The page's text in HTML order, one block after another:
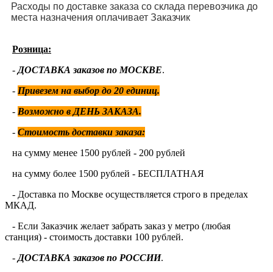
Расходы по доставке заказа со склада перевозчика до
места назначения оплачивает Заказчик
Розница:
- ДОСТАВКА заказов по МОСКВЕ.
- Привезем на выбор до 20 единиц.
- Возможно в ДЕНЬ ЗАКАЗА.
- Стоимость доставки заказа:
на сумму менее 1500 рублей - 200 рублей
на сумму более 1500 рублей - БЕСПЛАТНАЯ
- Доставка по Москве осуществляется строго в пределах
МКАД.
- Если Заказчик желает забрать заказ у метро (любая
станция) - стоимость доставки 100 рублей.
- ДОСТАВКА заказов по РОССИИ.